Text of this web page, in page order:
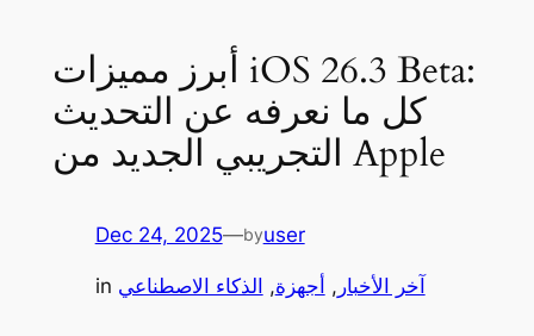
أبرز مميزات iOS 26.3 Beta:
كل ما نعرفه عن التحديث
التجريبي الجديد من Apple
Dec 24, 2025—byuser
in آخر الأخبار , أجهزة, الذكاء الاصطناعي